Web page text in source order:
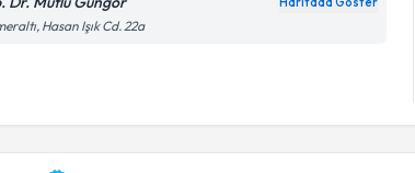
Hasan Işık Cd. 22a